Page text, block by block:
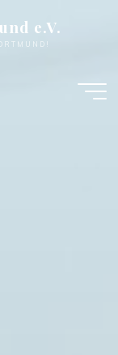
e.V.